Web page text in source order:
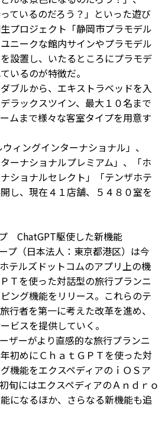
ているのだろう？」といった遊び
プロジェクト「静岡市プラモデル
ニークな館内サインやプラモデル
設置し、いたるところにプラモデ
いるのが特徴だ。
ブルから、エキストラベッドを入
ラックスツイン、最大１０名まで
ムまで様々な客室タイプを用意す
ングインターナショナル」、
ーナショナルプレミアム」、「ホ
ショナルセレクト」「テンザホテ
し、現在４１店舗、５４８０室を
ChatGPT駆使した新機能
プ（日本法人：東京都港区）は今
テルズドットコムのアプリ上の機
Ｔを使った対話型の旅行プランニ
ング機能をリリース。これらのテ
行者を第一に考えた改革を進め、
ビスを提供していく。
ザーがより直感的な旅行プランニ
初めにＣｈａｔＧＰＴを使った対
機能をエクスペディアのｉＯＳア
旬にはエクスペディアのＡｎｄｒｏ
になるほか、さらなる新機能も追